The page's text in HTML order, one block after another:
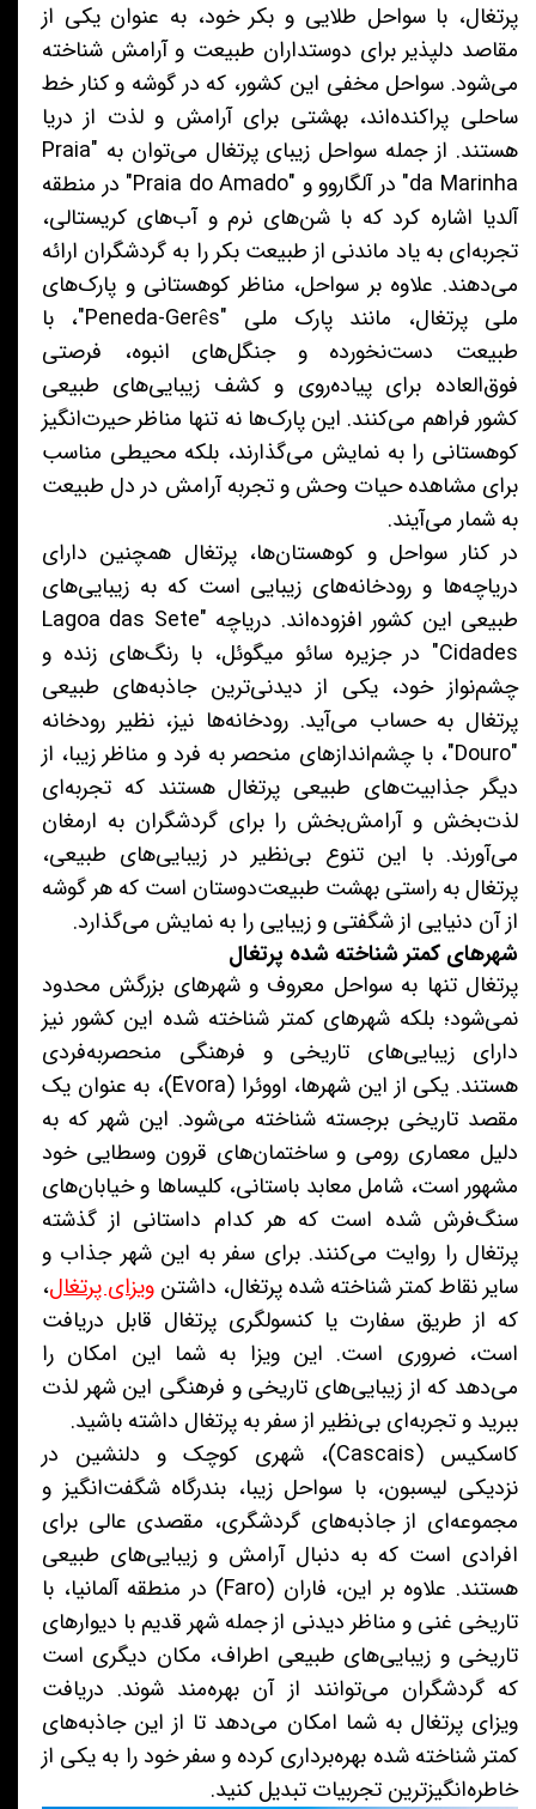
پرتغال، با سواحل طلایی و بکر خود، به عنوان یکی از
مقاصد دلپذیر برای دوستداران طبیعت و آرامش شناخته
می‌شود. سواحل مخفی این کشور، که در گوشه و کنار خط
ساحلی پراکنده‌اند، بهشتی برای آرامش و لذت از دریا
هستند. از جمله سواحل زیبای پرتغال می‌توان به "Praia
da Marinha" در آلگاروو و "Praia do Amado" در منطقه
آلدیا اشاره کرد که با شن‌های نرم و آب‌های کریستالی،
تجربه‌ای به یاد ماندنی از طبیعت بکر را به گردشگران ارائه
می‌دهند. علاوه بر سواحل، مناظر کوهستانی و پارک‌های
ملی پرتغال، مانند پارک ملی "Peneda-Gerês"، با
طبیعت دست‌نخورده و جنگل‌های انبوه، فرصتی
فوق‌العاده برای پیاده‌روی و کشف زیبایی‌های طبیعی
کشور فراهم می‌کنند. این پارک‌ها نه تنها مناظر حیرت‌انگیز
کوهستانی را به نمایش می‌گذارند، بلکه محیطی مناسب
برای مشاهده حیات وحش و تجربه آرامش در دل طبیعت
به شمار می‌آیند.
در کنار سواحل و کوهستان‌ها، پرتغال همچنین دارای
دریاچه‌ها و رودخانه‌های زیبایی است که به زیبایی‌های
طبیعی این کشور افزوده‌اند. دریاچه "Lagoa das Sete
Cidades" در جزیره سائو میگوئل، با رنگ‌های زنده و
چشم‌نواز خود، یکی از دیدنی‌ترین جاذبه‌های طبیعی
پرتغال به حساب می‌آید. رودخانه‌ها نیز، نظیر رودخانه
"Douro"، با چشم‌اندازهای منحصر به فرد و مناظر زیبا، از
دیگر جذابیت‌های طبیعی پرتغال هستند که تجربه‌ای
لذت‌بخش و آرامش‌بخش را برای گردشگران به ارمغان
می‌آورند. با این تنوع بی‌نظیر در زیبایی‌های طبیعی،
پرتغال به راستی بهشت طبیعت‌دوستان است که هر گوشه
از آن دنیایی از شگفتی و زیبایی را به نمایش می‌گذارد.
شهرهای کمتر شناخته شده پرتغال
پرتغال تنها به سواحل معروف و شهرهای بزرگش محدود
نمی‌شود؛ بلکه شهرهای کمتر شناخته شده این کشور نیز
دارای زیبایی‌های تاریخی و فرهنگی منحصربه‌فردی
هستند. یکی از این شهرها، اووئرا (Évora)، به عنوان یک
مقصد تاریخی برجسته شناخته می‌شود. این شهر که به
دلیل معماری رومی و ساختمان‌های قرون وسطایی خود
مشهور است، شامل معابد باستانی، کلیساها و خیابان‌های
سنگ‌فرش شده است که هر کدام داستانی از گذشته
پرتغال را روایت می‌کنند. برای سفر به این شهر جذاب و
سایر نقاط کمتر شناخته شده پرتغال، داشتن ویزای پرتغال،
که از طریق سفارت یا کنسولگری پرتغال قابل دریافت
است، ضروری است. این ویزا به شما این امکان را
می‌دهد که از زیبایی‌های تاریخی و فرهنگی این شهر لذت
ببرید و تجربه‌ای بی‌نظیر از سفر به پرتغال داشته باشید.
کاسکیس (Cascais)، شهری کوچک و دلنشین در
نزدیکی لیسبون، با سواحل زیبا، بندرگاه شگفت‌انگیز و
مجموعه‌ای از جاذبه‌های گردشگری، مقصدی عالی برای
افرادی است که به دنبال آرامش و زیبایی‌های طبیعی
هستند. علاوه بر این، فاران (Faro) در منطقه آلمانیا، با
تاریخی غنی و مناظر دیدنی از جمله شهر قدیم با دیوارهای
تاریخی و زیبایی‌های طبیعی اطراف، مکان دیگری است
که گردشگران می‌توانند از آن بهره‌مند شوند. دریافت
ویزای پرتغال به شما امکان می‌دهد تا از این جاذبه‌های
کمتر شناخته شده بهره‌برداری کرده و سفر خود را به یکی از
خاطره‌انگیزترین تجربیات تبدیل کنید.